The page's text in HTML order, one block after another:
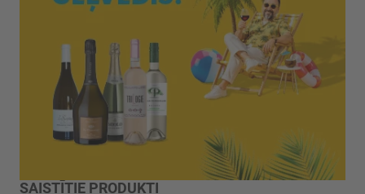
SAISTĪTIE PRODUKTI